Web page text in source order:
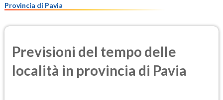
Provincia di Pavia
Previsioni del tempo delle
località in provincia di Pavia